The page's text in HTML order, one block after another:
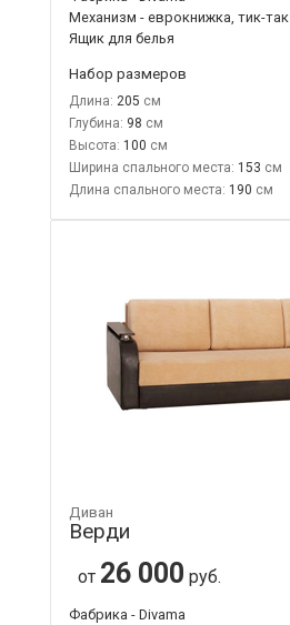
Механизм - еврокнижка, тик-так
Ящик для белья
Набор размеров
Длина: 205
Глубина: 98
Высота: 100
Ширина спального места: 153
Длина спального места: 190
Диван
Верди
от 26 000 руб.
Фабрика - Divama